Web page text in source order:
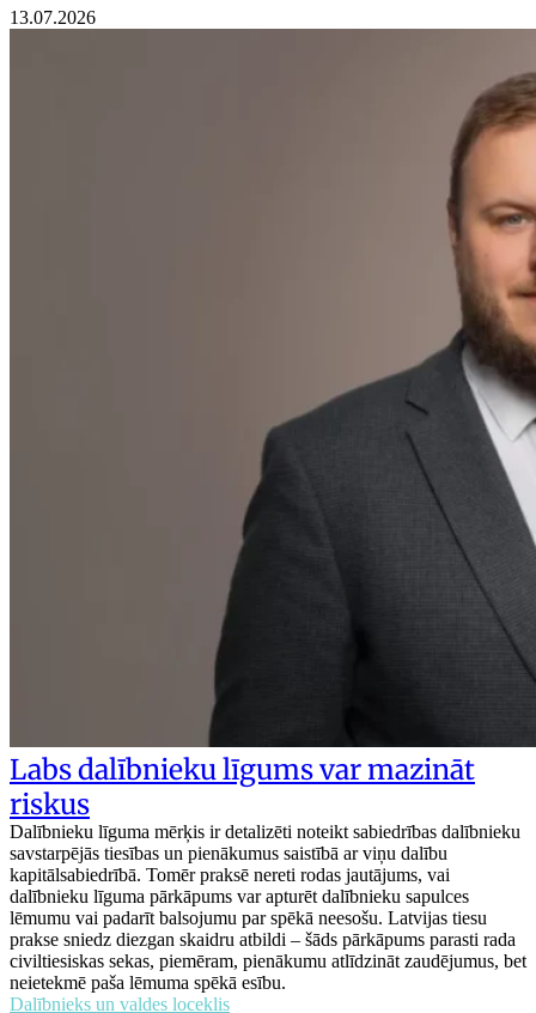
13.07.2026
Labs dalībnieku līgums var mazināt
riskus
Dalībnieku līguma mērķis ir detalizēti noteikt sabiedrības dalībnieku
savstarpējās tiesības un pienākumus saistībā ar viņu dalību
kapitālsabiedrībā. Tomēr praksē nereti rodas jautājums, vai
dalībnieku līguma pārkāpums var apturēt dalībnieku sapulces
lēmumu vai padarīt balsojumu par spēkā neesošu. Latvijas tiesu
prakse sniedz diezgan skaidru atbildi – šāds pārkāpums parasti rada
civiltiesiskas sekas, piemēram, pienākumu atlīdzināt zaudējumus, bet
neietekmē paša lēmuma spēkā esību.
Dalībnieks un valdes loceklis